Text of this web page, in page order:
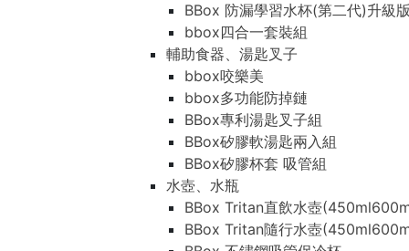
BBox 防漏學習水杯(第二代)升級版
bbox四合一套裝組
輔助食器、湯匙叉子
bbox咬樂美
bbox多功能防掉鏈
BBox專利湯匙叉子組
BBox矽膠軟湯匙兩入組
BBox矽膠杯套 吸管組
水壺、水瓶
BBox Tritan直飲水壺
BBox Tritan隨行水壺